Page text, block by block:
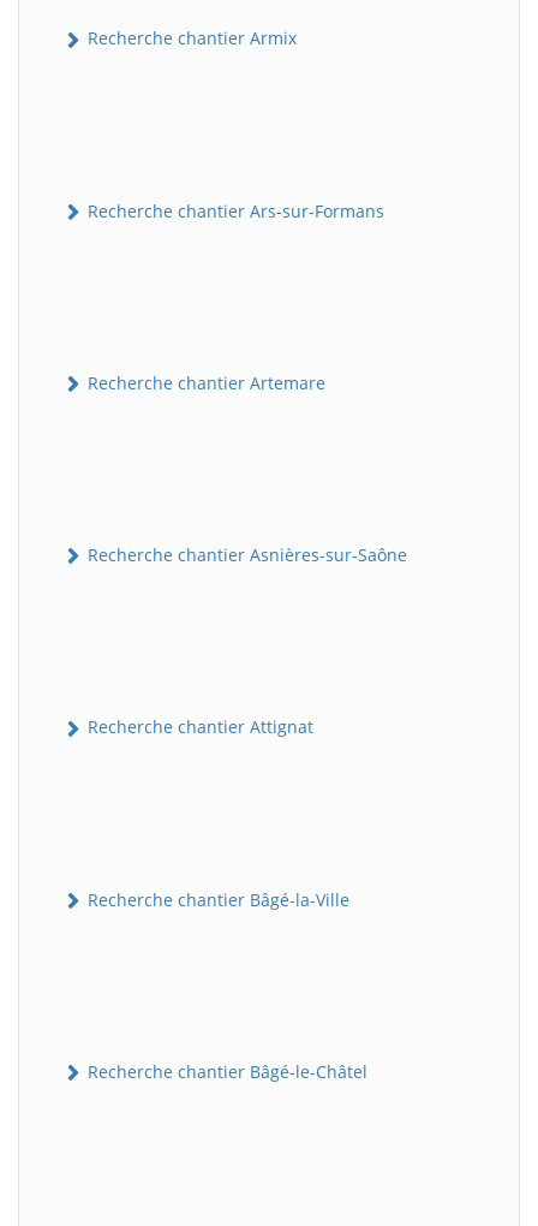
Recherche chantier Armix
Recherche chantier Ars-sur-Formans
Recherche chantier Artemare
Recherche chantier Asnières-sur-Saône
Recherche chantier Attignat
Recherche chantier Bâgé-la-Ville
Recherche chantier Bâgé-le-Châtel